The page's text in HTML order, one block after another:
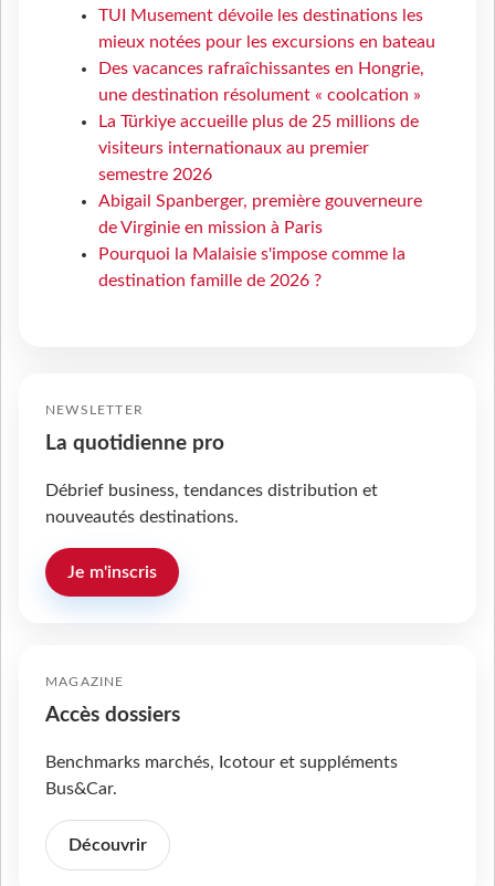
TUI Musement dévoile les destinations les
mieux notées pour les excursions en bateau
Des vacances rafraîchissantes en Hongrie,
une destination résolument « coolcation »
La Türkiye accueille plus de 25 millions de
visiteurs internationaux au premier
semestre 2026
Abigail Spanberger, première gouverneure
de Virginie en mission à Paris
Pourquoi la Malaisie s'impose comme la
destination famille de 2026 ?
NEWSLETTER
La quotidienne pro
Débrief business, tendances distribution et
nouveautés destinations.
Je m'inscris
MAGAZINE
Accès dossiers
Benchmarks marchés, Icotour et suppléments
Bus&Car.
Découvrir